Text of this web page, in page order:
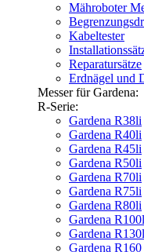
Mähroboter
Kabeltester
Reparatursätze
Erdnägel und
Messer für Gardena:
R-Serie:
Gardena R38li
Gardena R40li
Gardena R45li
Gardena R50li
Gardena R70li
Gardena R75li
Gardena R80li
Gardena
Gardena
Gardena R160